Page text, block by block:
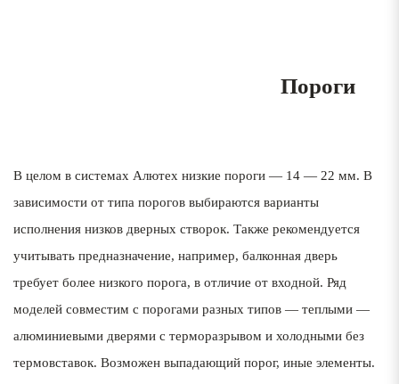
Пороги
В целом в системах Алютех низкие пороги — 14 — 22 мм. В
зависимости от типа порогов выбираются варианты
исполнения низков дверных створок. Также рекомендуется
учитывать предназначение, например, балконная дверь
требует более низкого порога, в отличие от входной. Ряд
моделей совместим с порогами разных типов — теплыми —
алюминиевыми дверями с терморазрывом и холодными без
термовставок. Возможен выпадающий порог, иные элементы.